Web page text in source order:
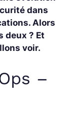
dans
Alors
deux ? Et
voir.
–